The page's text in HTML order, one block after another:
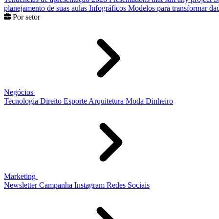
planejamento de suas aulas Infográficos Modelos para transformar
Por setor
Negócios
Tecnologia Direito Esporte Arquitetura Moda Dinheiro
Marketing
Newsletter Campanha Instagram Redes Sociais